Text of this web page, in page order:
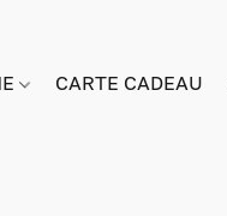
CARTE CADEAU